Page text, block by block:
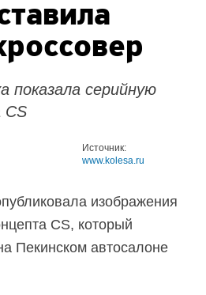
показала серийную
CS
Источник:
www.kolesa.ru
изображения
CS, который
Пекинском автосалоне